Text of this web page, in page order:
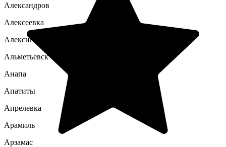
Александров
Алексеевка
Алексин
Альметьевск
Анапа
Апатиты
Апрелевка
Арамиль
Арзамас